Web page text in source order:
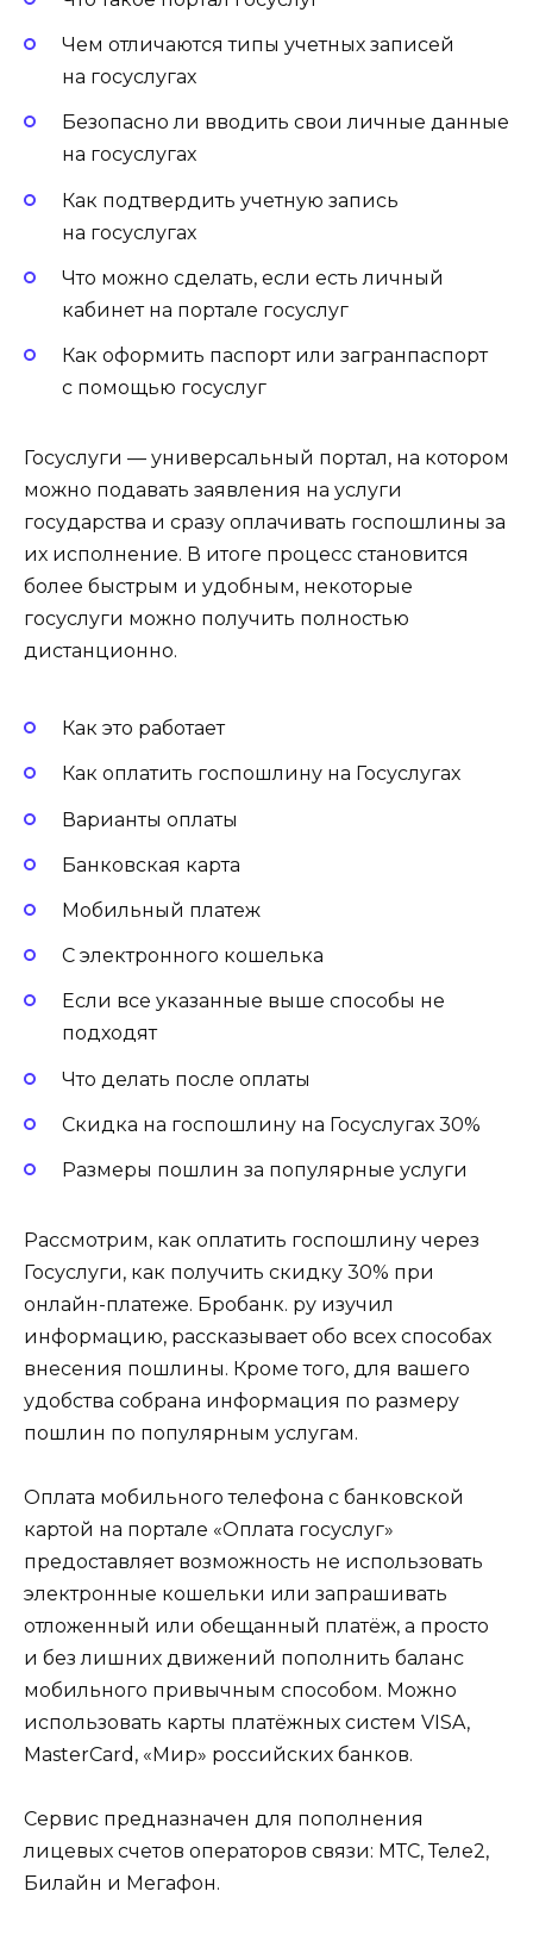
Чем отличаются типы учетных записей
на госуслугах
Безопасно ли вводить свои личные данные
на госуслугах
Как подтвердить учетную запись
на госуслугах
Что можно сделать, если есть личный
кабинет на портале госуслуг
Как оформить паспорт или загранпаспорт
с помощью госуслуг
Госуслуги — универсальный портал, на котором
можно подавать заявления на услуги
государства и сразу оплачивать госпошлины за
их исполнение. В итоге процесс становится
более быстрым и удобным, некоторые
госуслуги можно получить полностью
дистанционно.
Как это работает
Как оплатить госпошлину на Госуслугах
Варианты оплаты
Банковская карта
Мобильный платеж
С электронного кошелька
Если все указанные выше способы не
подходят
Что делать после оплаты
Скидка на госпошлину на Госуслугах 30%
Размеры пошлин за популярные услуги
Рассмотрим, как оплатить госпошлину через
Госуслуги, как получить скидку 30% при
онлайн-платеже. Бробанк. ру изучил
информацию, рассказывает обо всех способах
внесения пошлины. Кроме того, для вашего
удобства собрана информация по размеру
пошлин по популярным услугам.
Оплата мобильного телефона с банковской
картой на портале «Оплата госуслуг»
предоставляет возможность не использовать
электронные кошельки или запрашивать
отложенный или обещанный платёж, а просто
и без лишних движений пополнить баланс
мобильного привычным способом. Можно
использовать карты платёжных систем VISA,
MasterCard, «Мир» российских банков.
Сервис предназначен для пополнения
лицевых счетов операторов связи: МТС, Теле2,
Билайн и Мегафон.